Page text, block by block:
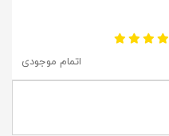
اتمام موجودی